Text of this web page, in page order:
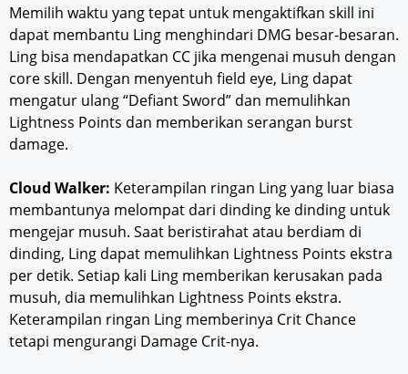
Memilih waktu yang tepat untuk mengaktifkan skill ini
dapat membantu Ling menghindari DMG besar-besaran.
Ling bisa mendapatkan CC jika mengenai musuh dengan
core skill. Dengan menyentuh field eye, Ling dapat
mengatur ulang “Defiant Sword” dan memulihkan
Lightness Points dan memberikan serangan burst
damage.
Cloud Walker: Keterampilan ringan Ling yang luar biasa
membantunya melompat dari dinding ke dinding untuk
mengejar musuh. Saat beristirahat atau berdiam di
dinding, Ling dapat memulihkan Lightness Points ekstra
per detik. Setiap kali Ling memberikan kerusakan pada
musuh, dia memulihkan Lightness Points ekstra.
Keterampilan ringan Ling memberinya Crit Chance
tetapi mengurangi Damage Crit-nya.